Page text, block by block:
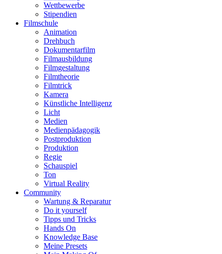
Wettbewerbe
Stipendien
Filmschule
Animation
Drehbuch
Dokumentarfilm
Filmausbildung
Filmgestaltung
Filmtheorie
Filmtrick
Kamera
Künstliche Intelligenz
Licht
Medien
Medienpädagogik
Postproduktion
Produktion
Regie
Schauspiel
Ton
Virtual Reality
Community
Wartung & Reparatur
Do it yourself
Tipps und Tricks
Hands On
Knowledge Base
Meine Presets